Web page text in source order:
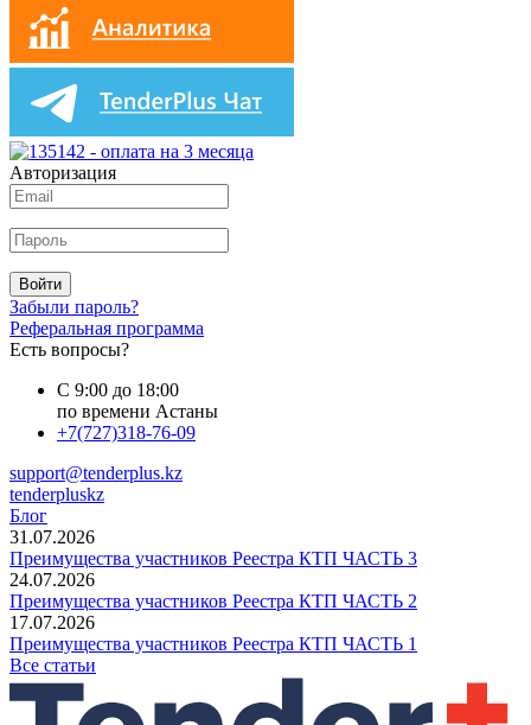
Авторизация
Войти
Забыли пароль?
Реферальная программа
Есть вопросы?
С 9:00 до 18:00
по времени Астаны
+7(727)318-76-09
support@tenderplus.kz
tenderpluskz
Блог
31.07.2026
Преимущества участников Реестра КТП ЧАСТЬ 3
24.07.2026
Преимущества участников Реестра КТП ЧАСТЬ 2
17.07.2026
Преимущества участников Реестра КТП ЧАСТЬ 1
Все статьи